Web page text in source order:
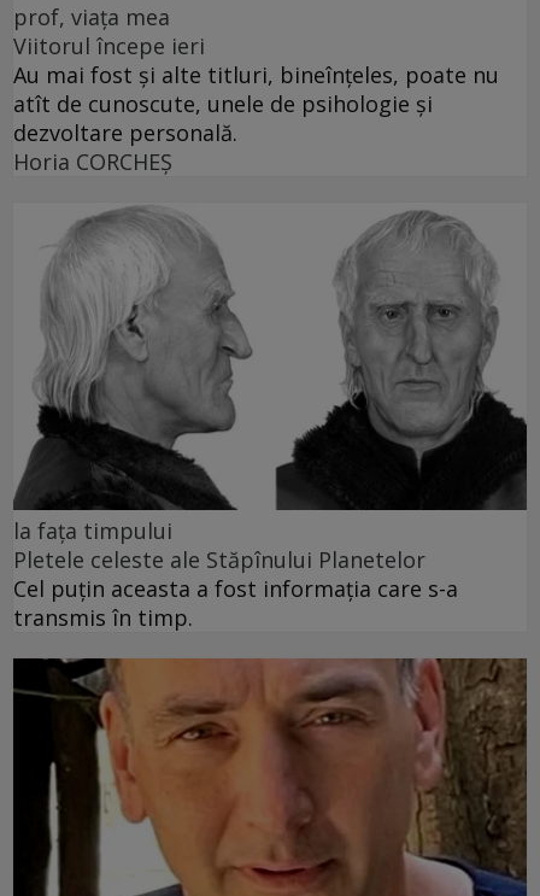
prof, viața mea
Viitorul începe ieri
Au mai fost și alte titluri, bineînțeles, poate nu
atît de cunoscute, unele de psihologie și
dezvoltare personală.
Horia CORCHEŞ
la fața timpului
Pletele celeste ale Stăpînului Planetelor
Cel puţin aceasta a fost informaţia care s-a
transmis în timp.